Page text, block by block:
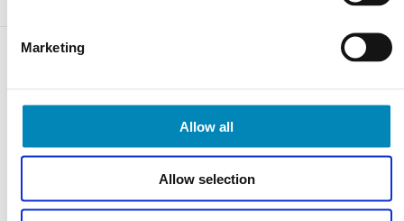
Marketing
Allow all
Allow selection